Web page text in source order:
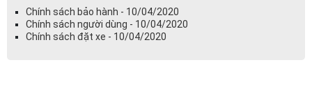
Chính sách bảo hành - 10/04/2020
Chính sách người dùng - 10/04/2020
Chính sách đặt xe - 10/04/2020